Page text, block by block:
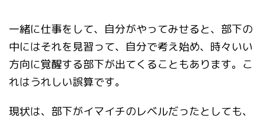
一緒に仕事をして、自分がやってみせると、部下の
中にはそれを見習って、自分で考え始め、時々いい
方向に覚醒する部下が出てくることもあります。こ
れはうれしい誤算です。
現状は、部下がイマイチのレベルだったとしても、